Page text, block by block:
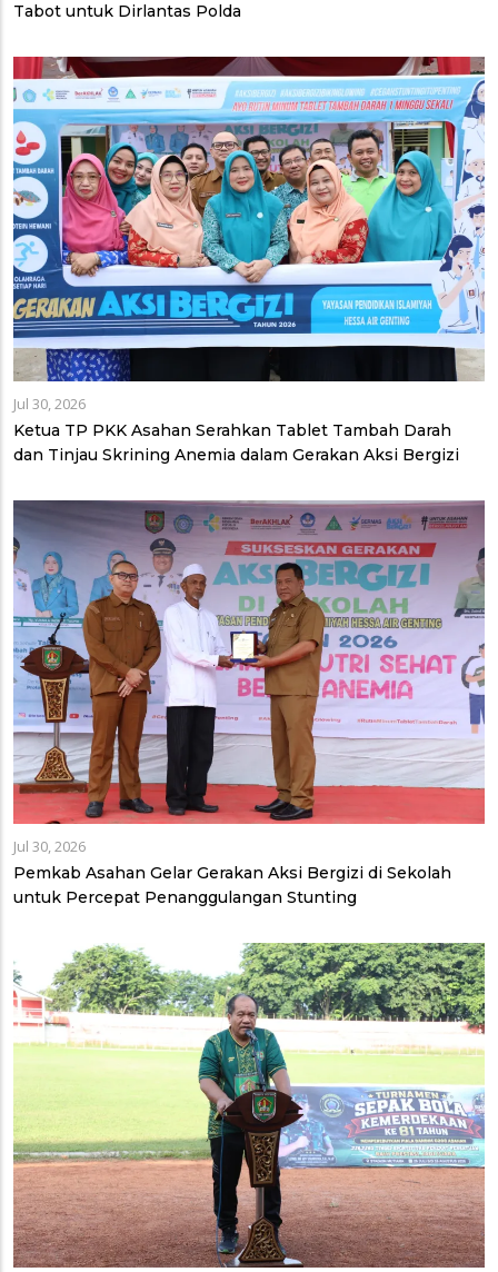
Tabot untuk Dirlantas Polda
Jul 30, 2026
Ketua TP PKK Asahan Serahkan Tablet Tambah Darah
dan Tinjau Skrining Anemia dalam Gerakan Aksi Bergizi
Jul 30, 2026
Pemkab Asahan Gelar Gerakan Aksi Bergizi di Sekolah
untuk Percepat Penanggulangan Stunting